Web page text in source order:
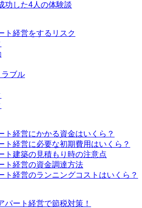
功した4人の体験談
ト経営をするリスク
ラブル
ト経営にかかる資金はいくら？
ト経営に必要な初期費用はいくら？
ト建築の見積もり時の注意点
ト経営の資金調達方法
ト経営のランニングコストはいくら？
パート経営で節税対策！